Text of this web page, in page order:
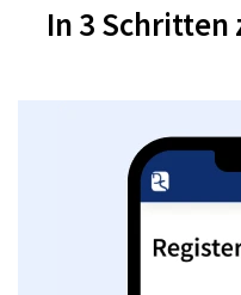
In 3 Schritten